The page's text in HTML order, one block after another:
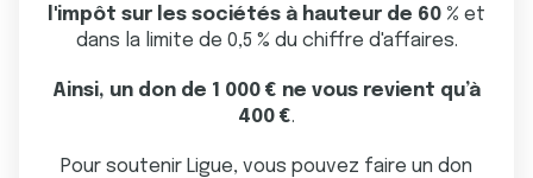
l'impôt sur les sociétés à hauteur de 60 % et
dans la limite de 0,5 % du chiffre d'affaires.
Ainsi, un don de 1 000 € ne vous revient qu’à
400 €.
Pour soutenir Ligue, vous pouvez faire un don